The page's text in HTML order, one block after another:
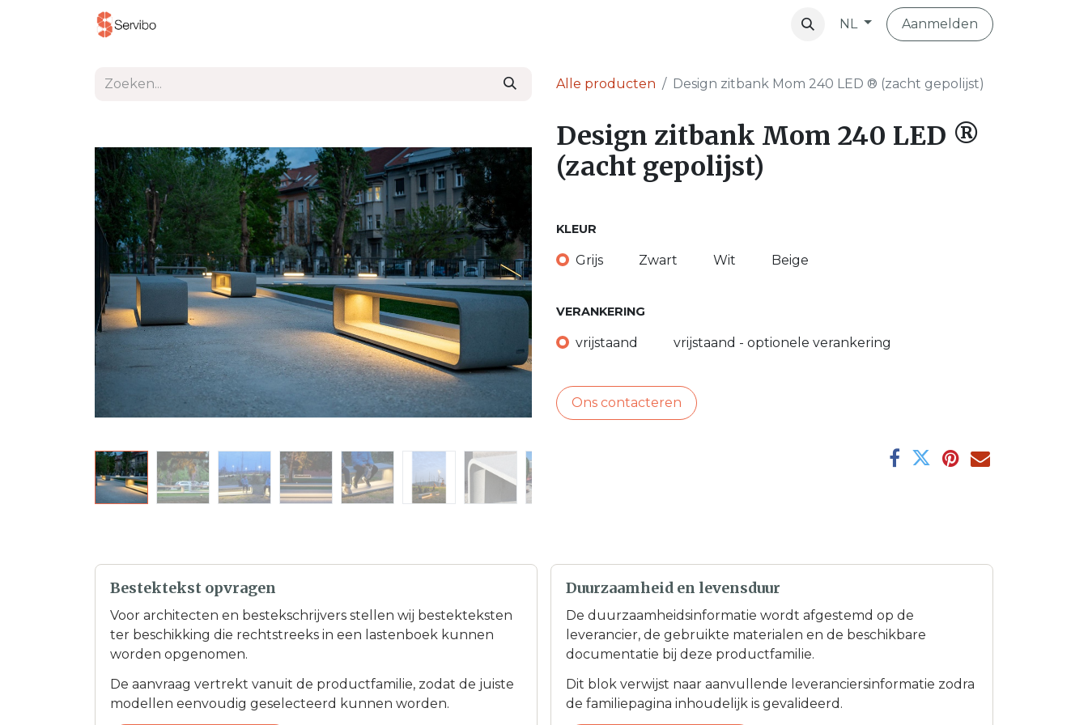
NL Aanmelden
Alle producten Design zitbank Mom 240 LED ® (zacht gepolijst)
Design zitbank Mom 240 LED ®
(zacht gepolijst)
KLEUR
Grijs Zwart Wit Beige
VERANKERING
vrijstaand vrijstaand - optionele verankering
Ons contacteren
Bestektekst opvragen
Voor architecten en bestekschrijvers stellen wij bestekteksten
ter beschikking die rechtstreeks in een lastenboek kunnen
worden opgenomen.
De aanvraag vertrekt vanuit de productfamilie, zodat de juiste
modellen eenvoudig geselecteerd kunnen worden.
Duurzaamheid en levensduur
De duurzaamheidsinformatie wordt afgestemd op de
leverancier, de gebruikte materialen en de beschikbare
documentatie bij deze productfamilie.
Dit blok verwijst naar aanvullende leveranciersinformatie zodra
de familiepagina inhoudelijk is gevalideerd.